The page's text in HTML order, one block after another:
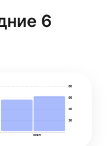
6
20
40
60
80
июл